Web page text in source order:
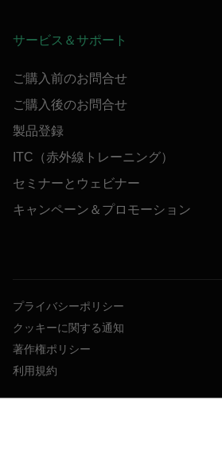
サービス＆サポート
ご購入前のお問合せ
ご購入後のお問合せ
製品登録
ITC（赤外線トレーニング）
セミナーとウェビナー
キャンペーン＆プロモーション
プライバシーポリシー
クッキーに関する通知
著作権ポリシー
利用規約